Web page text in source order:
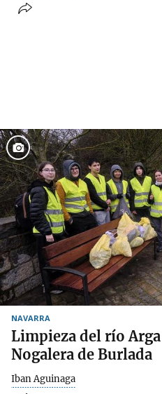
NAVARRA
Limpieza del río
Nogalera de Burlada
Iban Aguinaga